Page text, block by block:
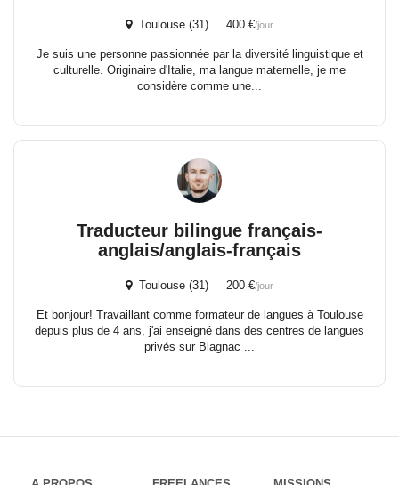
Toulouse (31) 400 €/jour
Je suis une personne passionnée par la diversité linguistique et
culturelle. Originaire d'Italie, ma langue maternelle, je me
considère comme une...
Traducteur bilingue français-
anglais/anglais-français
Toulouse (31) 200 €/jour
Et bonjour! Travaillant comme formateur de langues à Toulouse
depuis plus de 4 ans, j'ai enseigné dans des centres de langues
privés sur Blagnac ...